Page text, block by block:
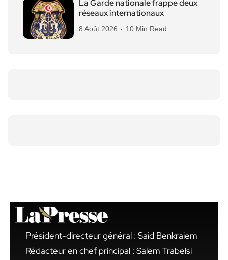
La Garde nationale frappe deux
réseaux internationaux
8 Août 2026 10 Min Read
Président-directeur général : Said Benkraiem
Rédacteur en chef principal : Salem Trabelsi